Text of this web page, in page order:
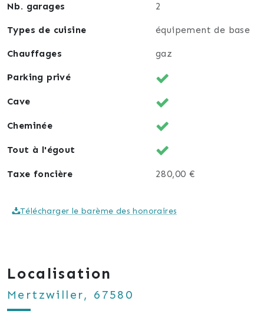
Nb. garages 2
Types de cuisine équipement de base
Chauffages gaz
Parking privé
Cave
Cheminée
Tout à l'égout
Taxe foncière 280,00 €
Télécharger le barème des honoraires
Localisation
Mertzwiller, 67580